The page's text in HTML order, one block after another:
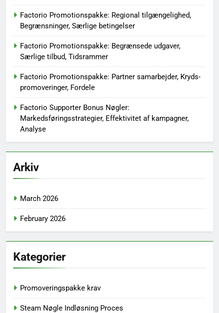
Factorio Promotionspakke: Regional tilgængelighed,
Begrænsninger, Særlige betingelser
Factorio Promotionspakke: Begrænsede udgaver,
Særlige tilbud, Tidsrammer
Factorio Promotionspakke: Partner samarbejder, Kryds-
promoveringer, Fordele
Factorio Supporter Bonus Nøgler:
Markedsføringsstrategier, Effektivitet af kampagner,
Analyse
Arkiv
March 2026
February 2026
Kategorier
Promoveringspakke krav
Steam Nøgle Indløsning Proces